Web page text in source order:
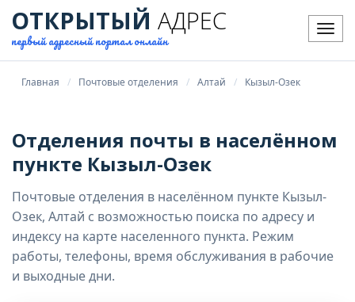
ОТКРЫТЫЙ АДРЕС
первый адресный портал онлайн
Главная Почтовые отделения Алтай Кызыл-Озек
Отделения почты в населённом
пункте Кызыл-Озек
Почтовые отделения в населённом пункте Кызыл-
Озек, Алтай с возможностью поиска по адресу и
индексу на карте населенного пункта. Режим
работы, телефоны, время обслуживания в рабочие
и выходные дни.